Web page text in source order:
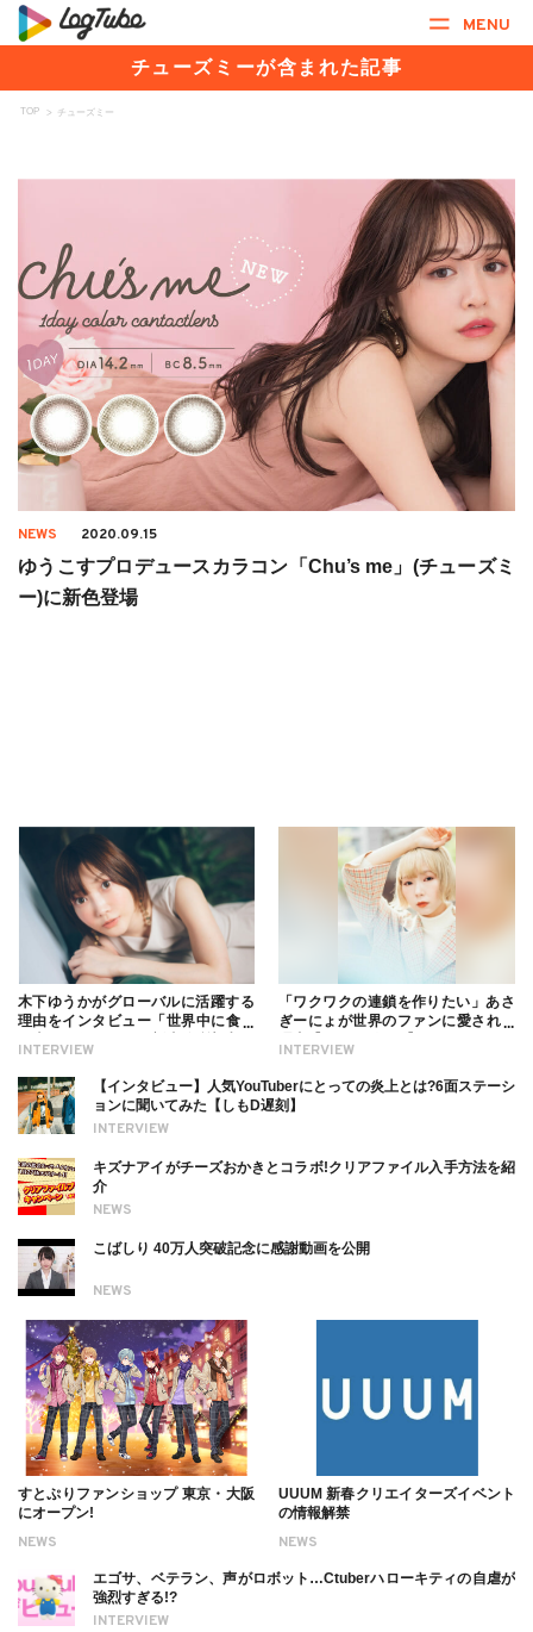
MENU
チューズミーが含まれた記事
TOP > チューズミー
NEWS 2020.09.15
ゆうこすプロデュースカラコン「Chu’s me」(チューズミ
ー)に新色登場
INTERVIEW
木下ゆうかがグローバルに活躍する
理由をインタビュー「世界中に食べ
ついても
INTERVIEW
「ワクワクの連鎖を作りたい」あさ
ぎーにょが世界のファンに愛される
INTERVIEW
【インタビュー】人気YouTuberにとっての炎上とは?6面ステーシ
ョンに聞いてみた【しもD遅刻】
NEWS
キズナアイがチーズおかきとコラボ!クリアファイル入手方法を紹
介
NEWS
こばしり 40万人突破記念に感謝動画を公開
NEWS
すとぷりファンショップ 東京・大阪
にオープン!
NEWS
UUUM 新春クリエイターズイベント
の情報解禁
INTERVIEW
エゴサ、ベテラン、声がロボット…Ctuberハローキティの自虐が
強烈すぎる!?